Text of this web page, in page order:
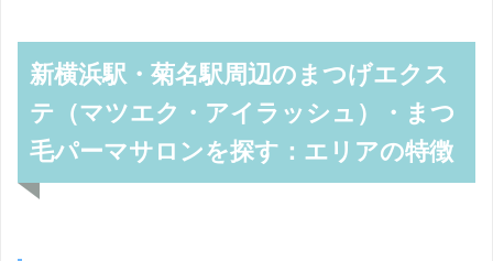
新横浜駅・菊名駅周辺のまつげエクス
テ（マツエク・アイラッシュ）・まつ
毛パーマサロンを探す：エリアの特徴